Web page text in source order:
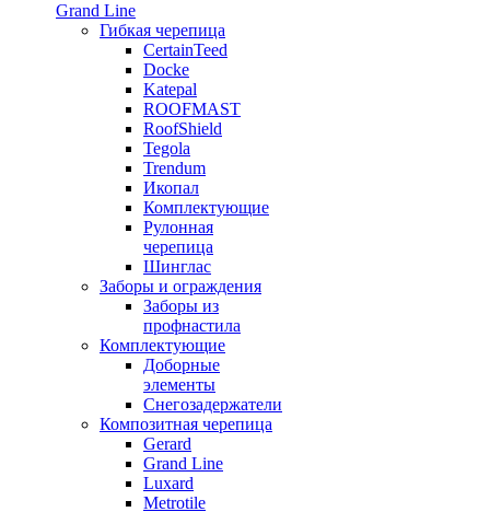
Grand Line
Гибкая черепица
CertainTeed
Docke
Katepal
ROOFMAST
RoofShield
Tegola
Trendum
Икопал
Комплектующие
Рулонная
черепица
Шинглас
Заборы и ограждения
Заборы из
профнастила
Комплектующие
Доборные
элементы
Снегозадержатели
Композитная черепица
Gerard
Grand Line
Luxard
Metrotile